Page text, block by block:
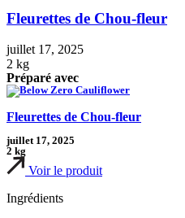
Fleurettes de Chou-fleur
juillet 17, 2025
2 kg
Préparé avec
Fleurettes de Chou-fleur
juillet 17, 2025
2 kg
Voir le produit
Ingrédients